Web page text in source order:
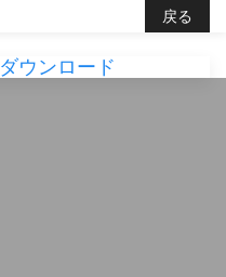
戻る
ダウンロード